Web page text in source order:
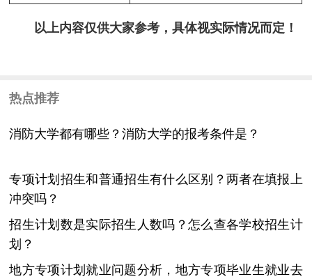
以上内容仅供大家参考，具体视实际情况而定！
热点推荐
消防大学都有哪些？消防大学的报考条件是？
专项计划招生和普通招生有什么区别？两者在填报上
冲突吗？
招生计划数是实际招生人数吗？怎么查各学校招生计
划？
地方专项计划就业问题分析，地方专项毕业生就业去